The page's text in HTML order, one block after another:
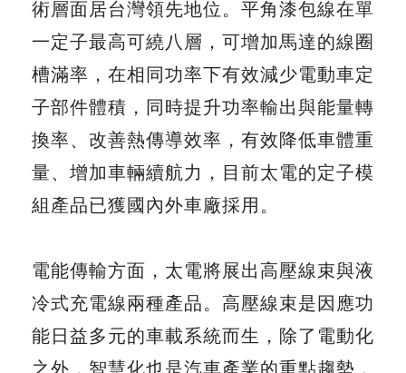
術層面居台灣領先地位。平角漆包線在單
一定子最高可繞八層，可增加馬達的線圈
槽滿率，在相同功率下有效減少電動車定
子部件體積，同時提升功率輸出與能量轉
換率、改善熱傳導效率，有效降低車體重
量、增加車輛續航力，目前太電的定子模
組產品已獲國內外車廠採用。
電能傳輸方面，太電將展出高壓線束與液
冷式充電線兩種產品。高壓線束是因應功
能日益多元的車載系統而生，除了電動化
之外，智慧化也是汽車產業的重點趨勢，